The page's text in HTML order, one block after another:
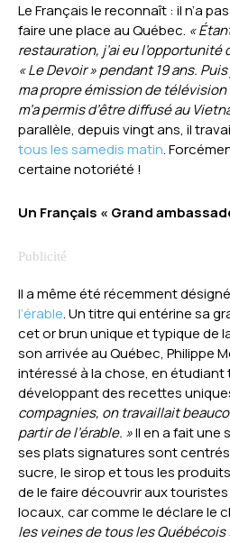
Le Français le reconnaît : il n’a
faire une place au Québec. «
restauration, j’ai eu l’opportunité
« Le Devoir » pendant 19 ans.
ma propre émission de
m’a permis d’être diffusé au
parallèle, depuis vingt ans, il
tous les samedis matin.
certaine notoriété !
Un Français « Grand
Il a même été récemment désigné
l’érable. Un titre qui entérine sa
cet or brun unique et typique de
son arrivée au Québec, Philippe
intéressé à la chose, en
développant des recettes
compagnies, on travaillait
partir de l’érable. »Il en a fait une
ses plats signatures sont
sucre, le sirop et tous les
de le faire découvrir aux
locaux, car comme le déclare le
les veines de tous les Québécois